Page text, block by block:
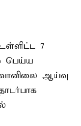
7
பெய்ய
ஆய்வு